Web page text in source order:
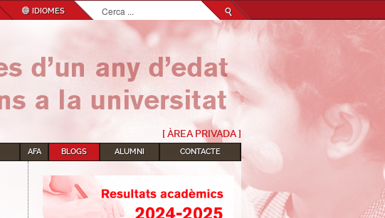
IDIOMES
Cerca
...
[ ÀREA PRIVADA ]
AFA BLOGS ALUMNI CONTACTE